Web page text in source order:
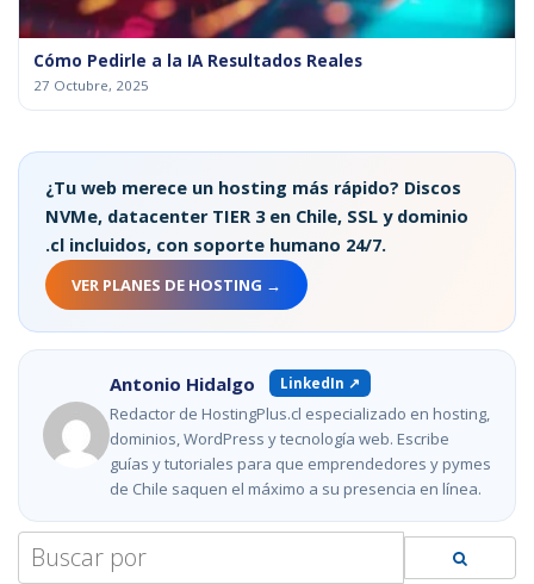
Cómo Pedirle a la IA Resultados Reales
27 Octubre, 2025
¿Tu web merece un hosting más rápido? Discos
NVMe, datacenter TIER 3 en Chile, SSL y dominio
.cl incluidos, con soporte humano 24/7.
VER PLANES DE HOSTING →
Antonio Hidalgo LinkedIn ↗
Redactor de HostingPlus.cl especializado en hosting,
dominios, WordPress y tecnología web. Escribe
guías y tutoriales para que emprendedores y pymes
de Chile saquen el máximo a su presencia en línea.
Search
for: